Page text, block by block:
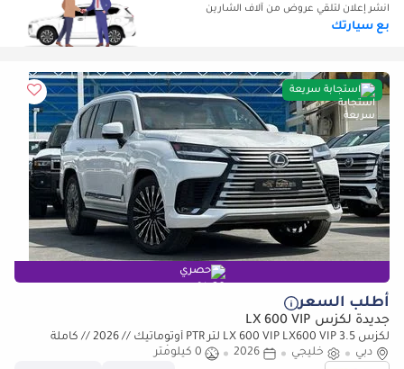
انشر إعلان لتلقي عروض من آلاف الشارين
بع سيارتك
استجابة سريعة
حصري
أطلب السعر
جديدة لكزس LX 600 VIP
لكزس LX 600 VIP LX600 VIP 3.5 لتر PTR أوتوماتيك // 2026 // كاملة
المواصفات: مقاعد VIP، رادار وشاشة عرض رأسية، كاميرا
دبي خليجي 2026
0 كيلومتر